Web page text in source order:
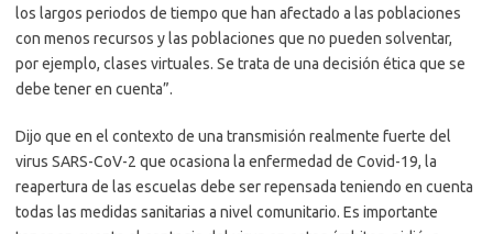
los largos periodos de tiempo que han afectado a las poblaciones
con menos recursos y las poblaciones que no pueden solventar,
por ejemplo, clases virtuales. Se trata de una decisión ética que se
debe tener en cuenta”.
Dijo que en el contexto de una transmisión realmente fuerte del
virus SARS-CoV-2 que ocasiona la enfermedad de Covid-19, la
reapertura de las escuelas debe ser repensada teniendo en cuenta
todas las medidas sanitarias a nivel comunitario. Es importante